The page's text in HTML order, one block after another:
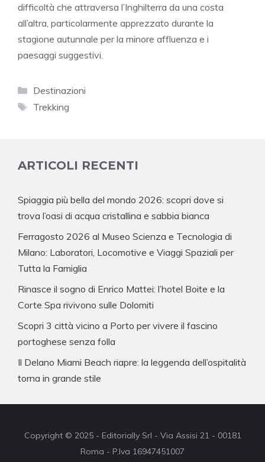
difficoltà che attraversa l’Inghilterra da una costa
all’altra, particolarmente apprezzato durante la
stagione autunnale per la minore affluenza e i
paesaggi suggestivi.
Categorie
Destinazioni
Tag
Trekking
ARTICOLI RECENTI
Spiaggia più bella del mondo 2026: scopri dove si
trova l’oasi di acqua cristallina e sabbia bianca
Ferragosto 2026 al Museo Scienza e Tecnologia di
Milano: Laboratori, Locomotive e Viaggi Spaziali per
Tutta la Famiglia
Rinasce il sogno di Enrico Mattei: l’hotel Boite e la
Corte Spa rivivono sulle Dolomiti
Scopri 3 città vicino a Porto per vivere il fascino
portoghese senza folla
Il Delano Miami Beach riapre: la leggenda dell’ospitalità
torna in grande stile
Copyright © 2025 - Editorially Srl - Via Assisi 21 - 00181
Roma - P.Iva 16947451007